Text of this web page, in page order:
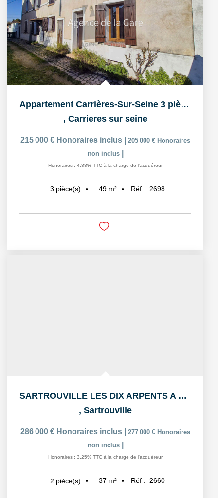
Appartement Carrières-Sur-Seine 3 pièces 49 m²
, Carrieres sur seine
215 000 € Honoraires inclus 205 000 € Honoraires
non inclus
Honoraires : 4,88% TTC à la charge de l'acquéreur
3 pièce(s) 49 m² Réf : 2698
SARTROUVILLE LES DIX ARPENTS A 9 MIN GARE APPARTEMENT DE 2...
, Sartrouville
286 000 € Honoraires inclus 277 000 € Honoraires
non inclus
Honoraires : 3,25% TTC à la charge de l'acquéreur
2 pièce(s) 37 m² Réf : 2660